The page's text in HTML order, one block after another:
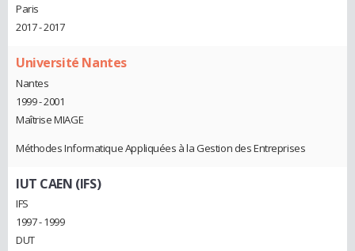
Paris
2017 - 2017
Université Nantes
Nantes
1999 - 2001
Maîtrise MIAGE
Méthodes Informatique Appliquées à la Gestion des Entreprises
IUT CAEN (IFS)
IFS
1997 - 1999
DUT